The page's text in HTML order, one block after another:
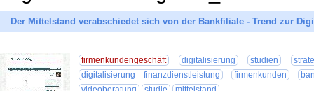
Der Mittelstand verabschiedet sich von der Bankfiliale - Trend zur
firmenkundengeschäft digitalisierung studien
digitalisierung finanzdienstleistung
firmenkunden